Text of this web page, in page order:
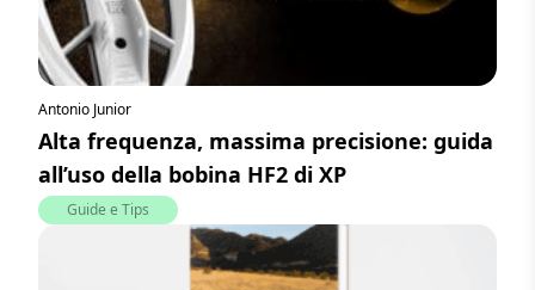
Antonio Junior
Alta frequenza, massima precisione: guida
all’uso della bobina HF2 di XP
Guide e Tips